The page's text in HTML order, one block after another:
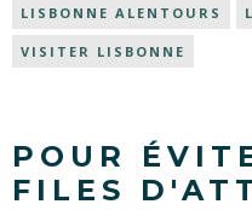
LISBONNE ALENTOURS
VISITER LISBONNE
POUR
FILES